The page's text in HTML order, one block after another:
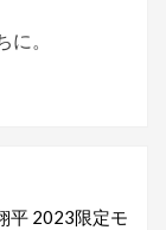
。
平 2023限定モ